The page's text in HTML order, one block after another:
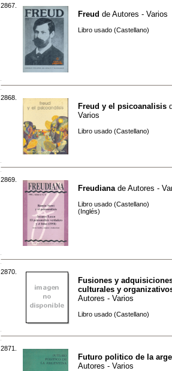
2867.
Freud de Autores - Varios
Libro usado (Castellano)
2868.
Freud y el psicoanalisis
Varios
Libro usado (Castellano)
2869.
Freudiana de Autores -
Libro usado (Castellano)
(Inglés)
2870.
Fusiones y
culturales y
Autores - Varios
Libro usado (Castellano)
2871.
Futuro politico de la
Autores - Varios